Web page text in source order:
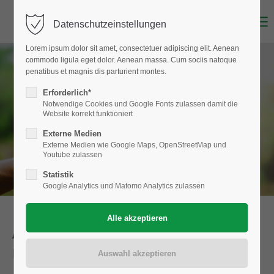
Login
Benutzername
Passwort
Anmelden
Support
AUFGABENGEBIET
Umweltschutz
Datenschutzeinstellungen
Lorem ipsum dolor sit amet, consectetuer adipiscing elit. Aenean
commodo ligula eget dolor. Aenean massa. Cum sociis natoque
penatibus et magnis dis parturient montes.
Erforderlich*
Notwendige Cookies und Google Fonts zulassen damit die
Website korrekt funktioniert
Externe Medien
Externe Medien wie Google Maps, OpenStreetMap und
Youtube zulassen
Statistik
Google Analytics und Matomo Analytics zulassen